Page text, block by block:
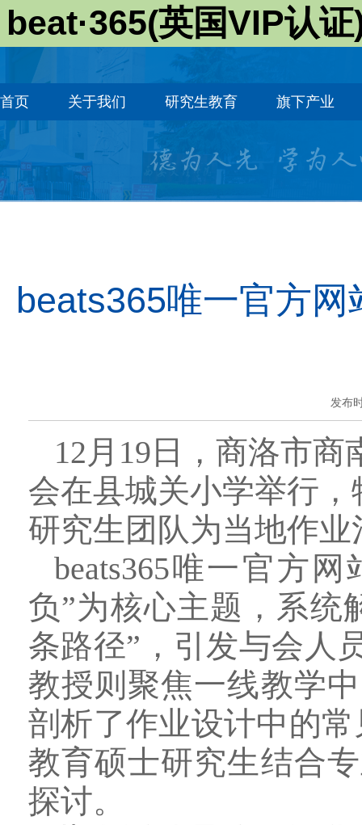
beat·365(英国VIP认
首页 关于我们 研究生教育 旗下产业
beats365唯一官方
发布
12月19日，商洛市
会在县城关小学举行，
研究生团队为当地作
beats365唯一官方
负”为核心主题，系统
条路径”，引发与会人
教授则聚焦一线教学
剖析了作业设计中的
教育硕士研究生结合
探讨。